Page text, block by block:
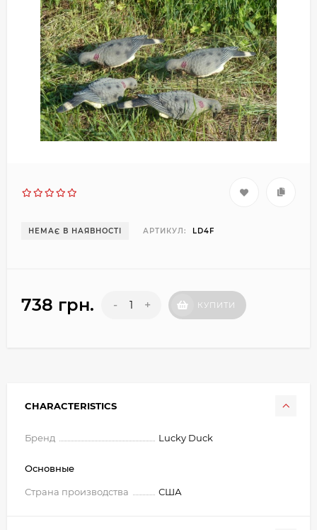
НЕМАЄ В НАЯВНОСТІ АРТИКУЛ: LD4F
738 грн. - + КУПИТИ
CHARACTERISTICS
Бренд Lucky Duck
Основные
Страна производства США